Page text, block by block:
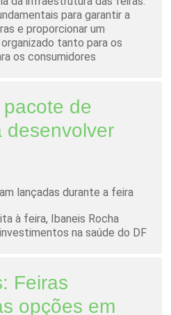
para garantir a
e proporcionar um
tanto para os
os consumidores
de
desenvolver
lançadas durante a feira
à feira, Ibaneis Rocha
na saúde do DF
Feiras
opções em